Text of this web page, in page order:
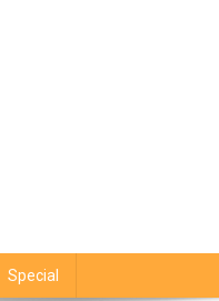
Special